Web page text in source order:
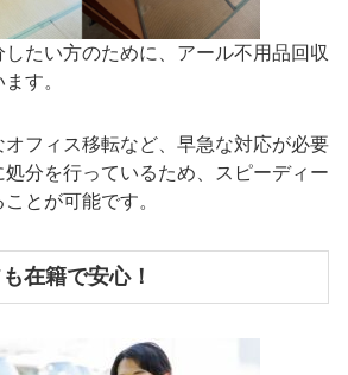
たい方のために、アール不用品回収
す。
フィス移転など、早急な対応が必要
分を行っているため、スピーディー
とが可能です。
在籍で安心！